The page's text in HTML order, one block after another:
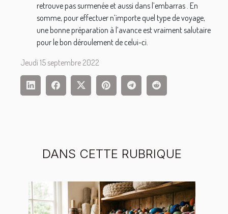
DANS CETTE RUBRIQUE
retrouve pas surmenée et aussi dans l’embarras . En
somme, pour effectuer n’importe quel type de voyage,
une bonne préparation à l’avance est vraiment salutaire
pour le bon déroulement de celui-ci.
Jeudi 15 septembre 2022